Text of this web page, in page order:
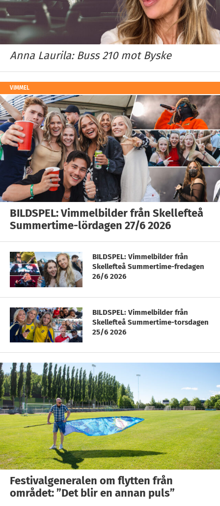
Anna Laurila: Buss 210 mot Byske
VIMMEL
BILDSPEL: Vimmelbilder från Skellefteå
Summertime-lördagen 27/6 2026
BILDSPEL: Vimmelbilder från
Skellefteå Summertime-fredagen
26/6 2026
BILDSPEL: Vimmelbilder från
Skellefteå Summertime-torsdagen
25/6 2026
Festivalgeneralen om flytten från
området: ”Det blir en annan puls”